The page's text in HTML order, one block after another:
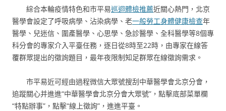
綜合本輪疫情特色和市平易巡迴體檢推薦近關心熱門，北京
醫學會設定了呼吸病學、沾染病學、老一般勞工身體健康檢查年
醫學、兒迷信、圍產醫學、心思學、急診醫學、全科醫學等8個專
科分會的專家介入平臺任務，逐日從8時至22時，由專家在線答
覆群眾提出的徵詢題目，最年夜限制知足群眾在線徵詢需求。
市平易近可經由過程微信大眾號搜刮中華醫學會北京分會，
追蹤關心并進進“中華醫學會北京分會大眾號”，點擊底部菜單欄
“特點辦事”，點擊“線上徵詢”，進進平臺。